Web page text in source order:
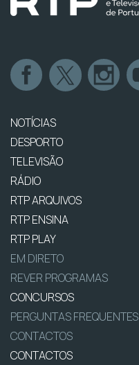
NOTÍCIAS
DESPORTO
TELEVISÃO
RÁDIO
RTP ARQUIVOS
RTP ENSINA
RTP PLAY
EM DIRETO
REVER PROGRAMAS
CONCURSOS
PERGUNTAS FREQUENTES
CONTACTOS
CONTACTOS